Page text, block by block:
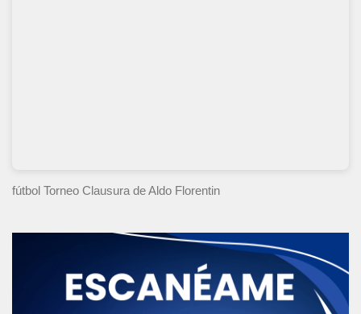
fútbol Torneo Clausura de Aldo Florentin